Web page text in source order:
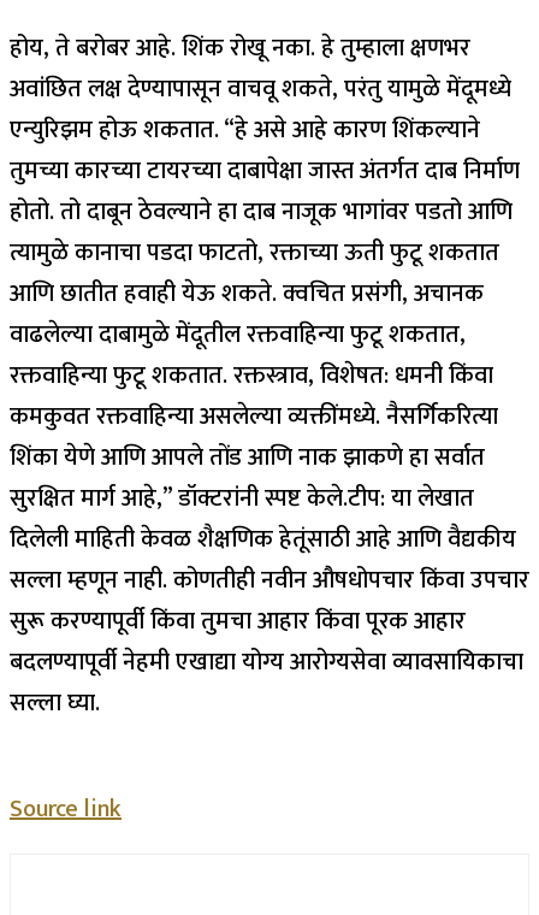
होय, ते बरोबर आहे. शिंक रोखू नका. हे तुम्हाला क्षणभर
अवांछित लक्ष देण्यापासून वाचवू शकते, परंतु यामुळे मेंदूमध्ये
एन्युरिझम होऊ शकतात. “हे असे आहे कारण शिंकल्याने
तुमच्या कारच्या टायरच्या दाबापेक्षा जास्त अंतर्गत दाब निर्माण
होतो. तो दाबून ठेवल्याने हा दाब नाजूक भागांवर पडतो आणि
त्यामुळे कानाचा पडदा फाटतो, रक्ताच्या ऊती फुटू शकतात
आणि छातीत हवाही येऊ शकते. क्वचित प्रसंगी, अचानक
वाढलेल्या दाबामुळे मेंदूतील रक्तवाहिन्या फुटू शकतात,
रक्तवाहिन्या फुटू शकतात. रक्तस्त्राव, विशेषत: धमनी किंवा
कमकुवत रक्तवाहिन्या असलेल्या व्यक्तींमध्ये.नैसर्गिकरित्या
शिंका येणे आणि आपले तोंड आणि नाक झाकणे हा सर्वात
सुरक्षित मार्ग आहे,” डॉक्टरांनी स्पष्ट केले.टीप:या लेखात
दिलेली माहिती केवळ शैक्षणिक हेतूंसाठी आहे आणि वैद्यकीय
सल्ला म्हणून नाही. कोणतीही नवीन औषधोपचार किंवा उपचार
सुरू करण्यापूर्वी किंवा तुमचा आहार किंवा पूरक आहार
बदलण्यापूर्वी नेहमी एखाद्या योग्य आरोग्यसेवा व्यावसायिकाचा
सल्ला घ्या.
Source link